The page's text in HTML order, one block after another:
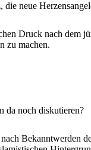
die neue
Druck nach dem
zu machen.
da noch diskutieren?
Bekanntwerden